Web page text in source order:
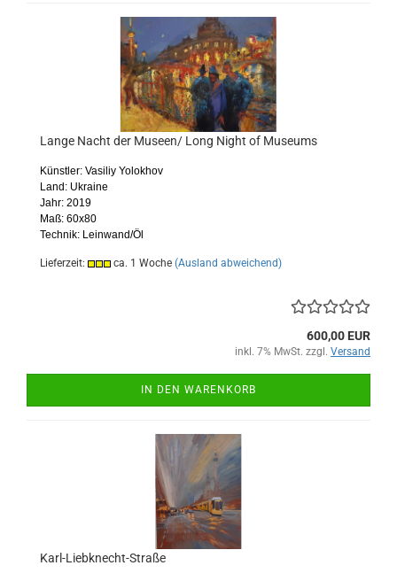
Lange Nacht der Museen/ Long Night of Museums
Künstler: Vasiliy Yolokhov
Land: Ukraine
Jahr: 2019
Maß: 60x80
Technik: Leinwand/Öl
Lieferzeit: ca. 1 Woche (Ausland abweichend)
600,00 EUR
inkl. 7% MwSt. zzgl. Versand
IN DEN WARENKORB
Karl-Liebknecht-Straße